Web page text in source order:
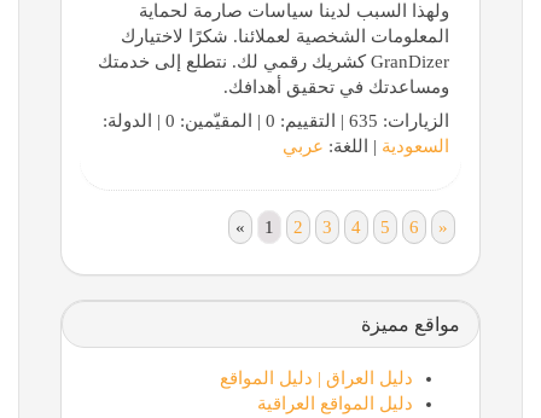
ولهذا السبب لدينا سياسات صارمة لحماية
المعلومات الشخصية لعملائنا. شكرًا لاختيارك
GranDizer كشريك رقمي لك. نتطلع إلى خدمتك
ومساعدتك في تحقيق أهدافك.
الزيارات: 635 | التقييم: 0 | المقيّمين: 0 | الدولة:
السعودية | اللغة: عربي
« 1 2 3 4 5 6 »
مواقع مميزة
دليل العراق | دليل المواقع
دليل المواقع العراقية